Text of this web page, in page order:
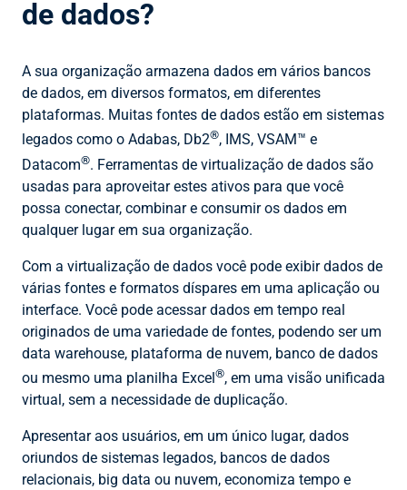
de dados?
A sua organização armazena dados em vários bancos
de dados, em diversos formatos, em diferentes
plataformas. Muitas fontes de dados estão em sistemas
legados como o Adabas, Db2®, IMS, VSAM™ e
Datacom®. Ferramentas de virtualização de dados são
usadas para aproveitar estes ativos para que você
possa conectar, combinar e consumir os dados em
qualquer lugar em sua organização.
Com a virtualização de dados você pode exibir dados de
várias fontes e formatos díspares em uma aplicação ou
interface. Você pode acessar dados em tempo real
originados de uma variedade de fontes, podendo ser um
data warehouse, plataforma de nuvem, banco de dados
ou mesmo uma planilha Excel ®, em uma visão unificada
virtual, sem a necessidade de duplicação.
Apresentar aos usuários, em um único lugar, dados
oriundos de sistemas legados, bancos de dados
relacionais, big data ou nuvem, economiza tempo e